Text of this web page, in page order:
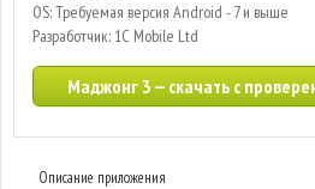
OS: Требуемая версия Android - 7 и выше
Разработчик: 1C Mobile Ltd
Маджонг 3 — скачать с
Описание приложения